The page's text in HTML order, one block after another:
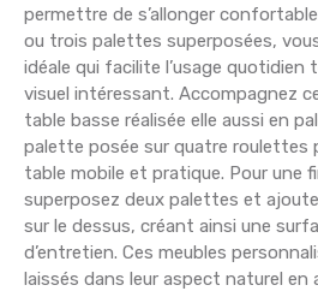
permettre de s’allonger
ou trois palettes superposées,
idéale qui facilite l’usage
visuel intéressant. Accompagnez
table basse réalisée elle aussi en
palette posée sur quatre roulettes
table mobile et pratique. Pour une
superposez deux palettes et
sur le dessus, créant ainsi une
d’entretien. Ces meubles
laissés dans leur aspect naturel en